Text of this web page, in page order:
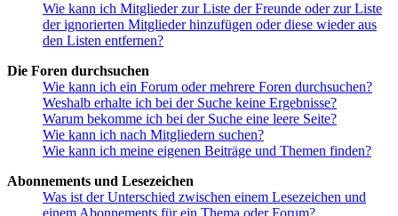
Wie kann ich Mitglieder zur Liste der Freunde oder zur Liste
der ignorierten Mitglieder hinzufügen oder diese wieder aus
den Listen entfernen?
Die Foren durchsuchen
Wie kann ich ein Forum oder mehrere Foren durchsuchen?
Weshalb erhalte ich bei der Suche keine Ergebnisse?
Warum bekomme ich bei der Suche eine leere Seite?
Wie kann ich nach Mitgliedern suchen?
Wie kann ich meine eigenen Beiträge und Themen finden?
Abonnements und Lesezeichen
Was ist der Unterschied zwischen einem Lesezeichen und